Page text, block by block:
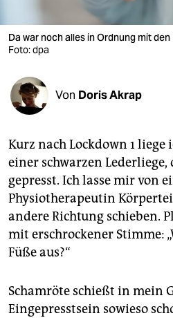
veranstaltungen
fragen & hilfe
unterstützen
abo
genossenschaft
epaper login
Da war noch alles in Ordnung mit den
Foto: dpa
Von Doris Akrap
Kurz nach Lockdown 1
einer schwarzen
gepresst. Ich lasse mir von
Physiotherapeutin
andere Richtung schieben.
mit erschrockener Stimme:
Füße aus?“
Schamröte schießt in mein
Eingepresstsein sowieso